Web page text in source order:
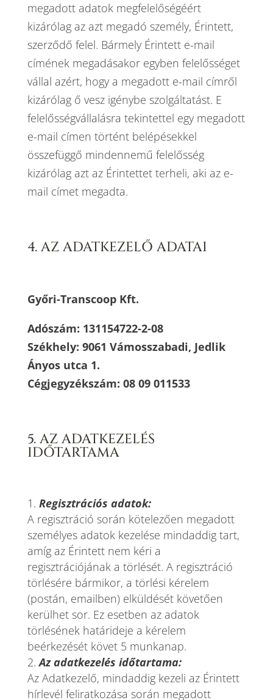
megadott adatok megfelelőségéért
kizárólag az azt megadó személy, Érintett,
szerződő felel. Bármely Érintett e-mail
címének megadásakor egyben felelősséget
vállal azért, hogy a megadott e-mail címről
kizárólag ő vesz igénybe szolgáltatást. E
felelősségvállalásra tekintettel egy megadott
e-mail címen történt belépésekkel
összefüggő mindennemű felelősség
kizárólag azt az Érintettet terheli, aki az e-
mail címet megadta.
4. AZ ADATKEZELŐ ADATAI
Győri-Transcoop Kft.
Adószám: 131154722-2-08
Székhely: 9061 Vámosszabadi, Jedlik
Ányos utca 1.
Cégjegyzékszám: 08 09 011533
5. AZ ADATKEZELÉS
IDŐTARTAMA
Regisztrációs adatok:
A regisztráció során kötelezően megadott
személyes adatok kezelése mindaddig tart,
amíg az Érintett nem kéri a
regisztrációjának a törlését. A regisztráció
törlésére bármikor, a törlési kérelem
(postán, emailben) elküldését követően
kerülhet sor. Ez esetben az adatok
törlésének határideje a kérelem
beérkezését követ 5 munkanap.
Az adatkezelés időtartama:
Az Adatkezelő, mindaddig kezeli az Érintett
hírlevél feliratkozása során megadott